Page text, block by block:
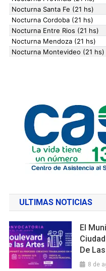
ULTIMAS NOTICIAS
El
De
8 de